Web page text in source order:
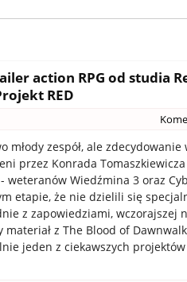
action RPG od studia
RED
młody zespół, ale zdecydowanie
przez Konrada
weteranów Wiedźmina 3 oraz
etapie, że nie dzielili się
z zapowiedziami, wczorajszej
materiał z The Blood of
jeden z ciekawszych